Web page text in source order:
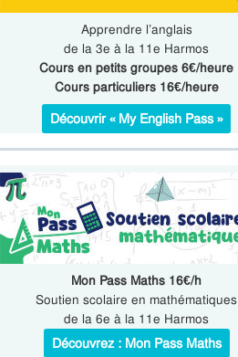
Apprendre l’anglais
de la 3e à la 11e Harmos
Cours en petits groupes 6€/heure
Cours particuliers 16€/heure
Découvrir « My English Pass »
Mon Pass Maths 16€/h
Soutien scolaire en mathématiques
de la 6e à la 11e Harmos
Découvrez : Mon Pass Maths